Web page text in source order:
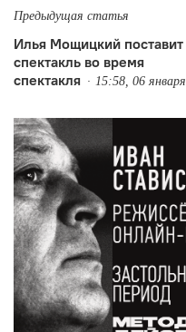
Предыдущая статья
Илья Мощицкий поставит
спектакль во время
спектакля
15:58, 06 января